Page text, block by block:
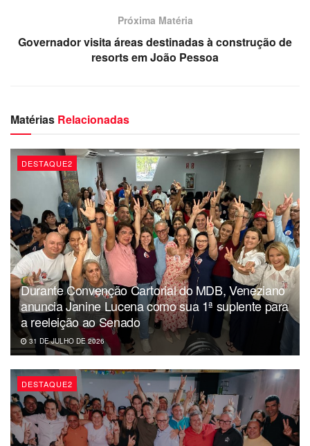
Próxima Matéria
Governador visita áreas destinadas à construção de
resorts em João Pessoa
Matérias Relacionadas
DESTAQUE2
Durante Convenção Cartorial do MDB, Veneziano
anuncia Janine Lucena como sua 1ª suplente para
a reeleição ao Senado
31 DE JULHO DE 2026
DESTAQUE2